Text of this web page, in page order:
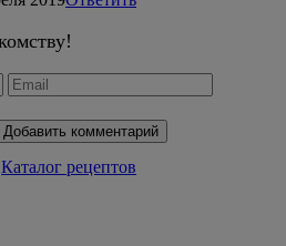
Добавить комментарий
Каталог рецептов